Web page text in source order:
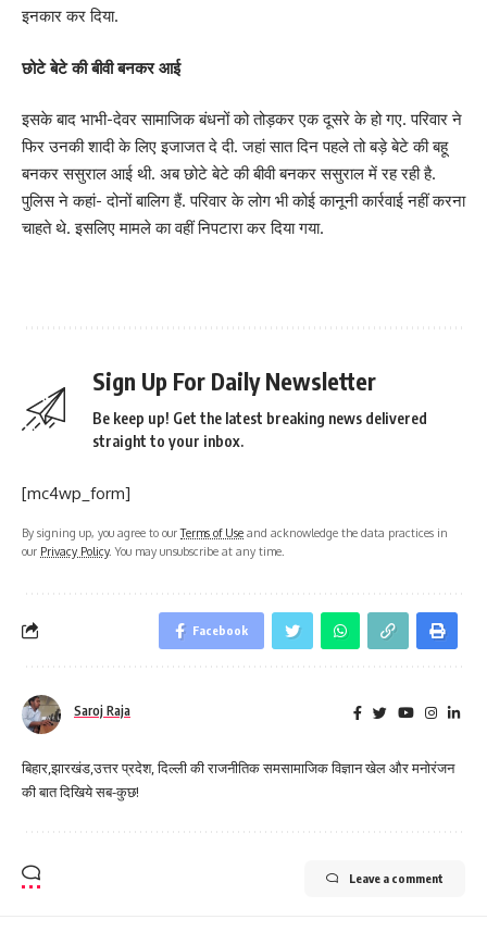
इनकार कर दिया.
छोटे बेटे की बीवी बनकर आई
इसके बाद भाभी-देवर सामाजिक बंधनों को तोड़कर एक दूसरे के हो गए. परिवार ने
फिर उनकी शादी के लिए इजाजत दे दी. जहां सात दिन पहले तो बड़े बेटे की बहू
बनकर ससुराल आई थी. अब छोटे बेटे की बीवी बनकर ससुराल में रह रही है.
पुलिस ने कहां- दोनों बालिग हैं. परिवार के लोग भी कोई कानूनी कार्रवाई नहीं करना
चाहते थे. इसलिए मामले का वहीं निपटारा कर दिया गया.
Sign Up For Daily Newsletter
Be keep up! Get the latest breaking news delivered
straight to your inbox.
[mc4wp_form]
By signing up, you agree to ourTerms of Use and acknowledge the data practices in
our Privacy Policy. You may unsubscribe at any time.
Facebook
Saroj Raja
बिहार,झारखंड,उत्तर प्रदेश, दिल्ली की राजनीतिक समसामाजिक विज्ञान खेल और मनोरंजन
की बात दिखिये सब-कुछ!
Leave a comment